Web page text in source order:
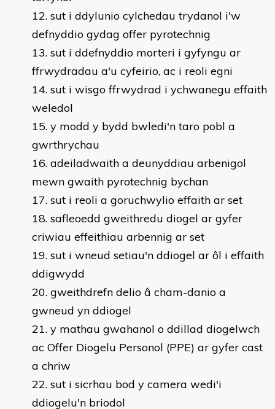
sut i ddylunio cylchedau trydanol i'w
defnyddio gydag offer pyrotechnig
sut i ddefnyddio morteri i gyfyngu ar
ffrwydradau a'u cyfeirio, ac i reoli egni
sut i wisgo ffrwydrad i ychwanegu effaith
weledol
y modd y bydd bwledi'n taro pobl a
gwrthrychau
adeiladwaith a deunyddiau arbenigol
mewn gwaith pyrotechnig bychan
sut i reoli a goruchwylio effaith ar set
safleoedd gweithredu diogel ar gyfer
criwiau effeithiau arbennig ar set
sut i wneud setiau'n ddiogel ar ôl i effaith
ddigwydd
gweithdrefn delio â cham-danio a
gwneud yn ddiogel
y mathau gwahanol o ddillad diogelwch
ac Offer Diogelu Personol (PPE) ar gyfer cast
a chriw
sut i sicrhau bod y camera wedi'i
ddiogelu'n briodol